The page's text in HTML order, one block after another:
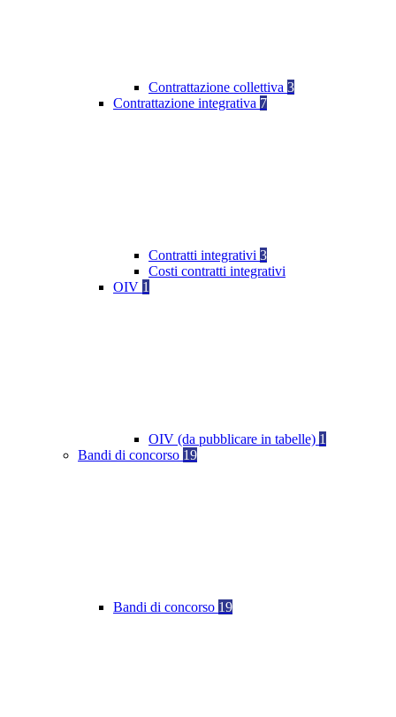
Contrattazione collettiva 3
Contrattazione integrativa 7
Contratti integrativi 3
Costi contratti integrativi
OIV 1
OIV (da pubblicare in tabelle) 1
Bandi di concorso 19
Bandi di concorso 19